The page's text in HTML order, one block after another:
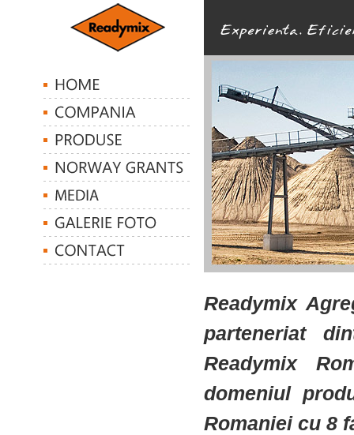
Readymix
parteneriat
Readymix
domeniul
Romaniei cu 8